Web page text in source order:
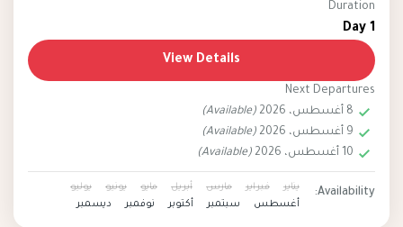
stunning limestone cliffs that provide a
picturesque backdrop for a day of exploration.
Duration
View Details
Next Departures
8 أغسطس، 2026
(Available)
9 أغسطس، 2026
(Available)
10 أغسطس، 2026
(Available)
Availability: يناير فبراير مارس أبريل مايو يونيو
يوليو
أغسطس
سبتمبر أكتوبر نوفمبر ديسمبر